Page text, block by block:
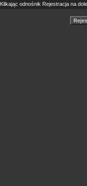
Klikając odnośnik Rejestracja na